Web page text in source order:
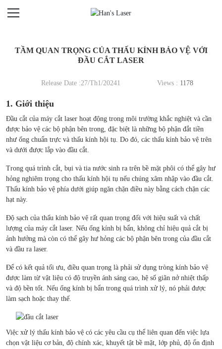
TẦM QUAN TRỌNG CỦA THẤU KÍNH BẢO VỆ VỚI
ĐẦU CẮT LASER
Release Date :27/Th1/20241 Views : 1178
1. Giới thiệu
Đầu cắt của máy cắt laser hoạt động trong môi trường khắc nghiệt và cần
được bảo vệ các bộ phận bên trong, đặc biệt là những bộ phận đắt tiền
như ống chuẩn trực và thấu kính hội tụ. Do đó, các thấu kính bảo vệ trên
và dưới được lắp vào đầu cắt.
Trong quá trình cắt, bụi và tia nước sinh ra trên bề mặt phôi có thể gây hư
hỏng nghiêm trọng cho thấu kính hội tụ nếu chúng xâm nhập vào đầu cắt.
Thấu kính bảo vệ phía dưới giúp ngăn chặn điều này bằng cách chặn các
hạt này.
Độ sạch của thấu kính bảo vệ rất quan trọng đối với hiệu suất và chất
lượng của máy cắt laser. Nếu ống kính bị bẩn, không chỉ hiệu quả cắt bị
ảnh hưởng mà còn có thể gây hư hỏng các bộ phận bên trong của đầu cắt
và đầu ra laser.
Để có kết quả tối ưu, điều quan trọng là phải sử dụng tròng kính bảo vệ
được làm từ vật liệu có độ truyền ánh sáng cao, hệ số giãn nở nhiệt thấp
và độ bền tốt. Nếu ống kính bị bẩn trong quá trình xử lý, nó phải được
làm sạch hoặc thay thế.
Việc xử lý thấu kính bảo vệ có các yêu cầu cụ thể liên quan đến việc lựa
chọn vật liệu cơ bản, độ chính xác, khuyết tật bề mặt, lớp phủ, độ ổn định